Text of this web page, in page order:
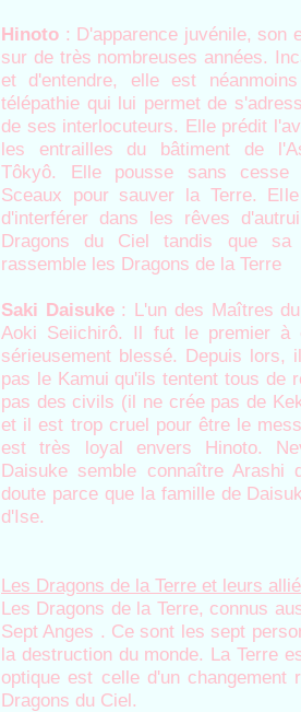
Hinoto : D'apparence juvénile, son
sur de très nombreuses années.
et d'entendre, elle est
télépathie qui lui permet de
de ses interlocuteurs. Elle prédit
les entrailles du bâtiment de
Tôkyô. Elle pousse sans
Sceaux pour sauver la Terre.
d'interférer dans les rêves
Dragons du Ciel tandis que
rassemble les Dragons de la Terre
Saki Daisuke : L'un des Maîtres
Aoki Seiichirô. Il fut le premier à
sérieusement blessé. Depuis lors,
pas le Kamui qu'ils tentent tous de
pas des civils (il ne crée pas de
et il est trop cruel pour être le
est très loyal envers Hinoto.
Daisuke semble connaître Arashi
doute parce que la famille de
d'Ise.
Les Dragons de la Terre et leurs
Les Dragons de la Terre, connus
Sept Anges . Ce sont les sept
la destruction du monde. La Terre
optique est celle d'un changement
Dragons du Ciel.